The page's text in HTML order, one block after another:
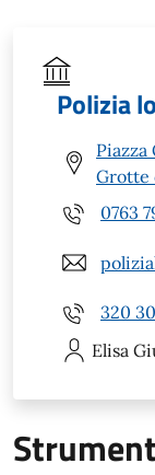
Polizia
Piazza
Grotte
0763
320
Elisa